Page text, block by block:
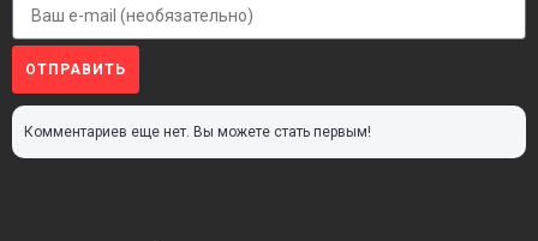
ОТПРАВИТЬ
Комментариев еще нет. Вы можете стать первым!